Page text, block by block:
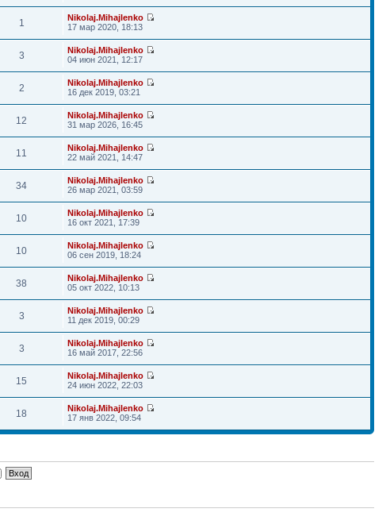
1
Nikolaj.Mihajlenko
17 мар 2020, 18:13
3
Nikolaj.Mihajlenko
04 июн 2021, 12:17
2
Nikolaj.Mihajlenko
16 дек 2019, 03:21
12
Nikolaj.Mihajlenko
31 мар 2026, 16:45
11
Nikolaj.Mihajlenko
22 май 2021, 14:47
34
Nikolaj.Mihajlenko
26 мар 2021, 03:59
10
Nikolaj.Mihajlenko
16 окт 2021, 17:39
10
Nikolaj.Mihajlenko
06 сен 2019, 18:24
38
Nikolaj.Mihajlenko
05 окт 2022, 10:13
3
Nikolaj.Mihajlenko
11 дек 2019, 00:29
3
Nikolaj.Mihajlenko
16 май 2017, 22:56
15
Nikolaj.Mihajlenko
24 июн 2022, 22:03
18
Nikolaj.Mihajlenko
17 янв 2022, 09:54